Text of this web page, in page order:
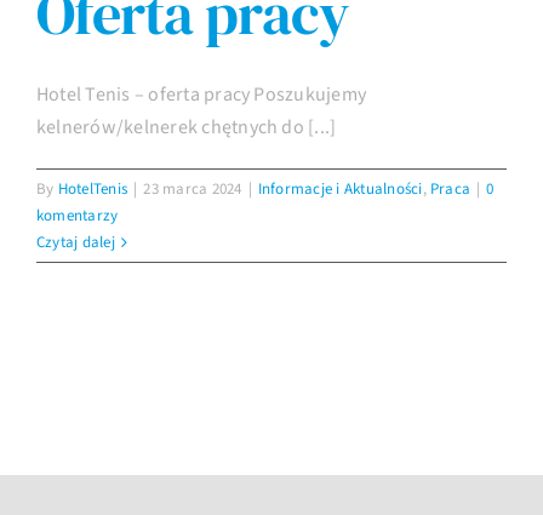
Kontakt
Hotel Tenis – oferta pracy Poszukujemy
kelnerów/kelnerek chętnych do [...]
By HotelTenis | 23 marca 2024 | Informacje i Aktualności, Praca | 0
komentarzy
Czytaj dalej